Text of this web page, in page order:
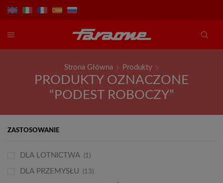
Strona Główna Produkty
PRODUKTY OZNACZONE
“PODEST ROBOCZY”
ZASTOSOWANIE
DLA LOTNICTWA (1)
DLA PRZEMYSŁU (13)